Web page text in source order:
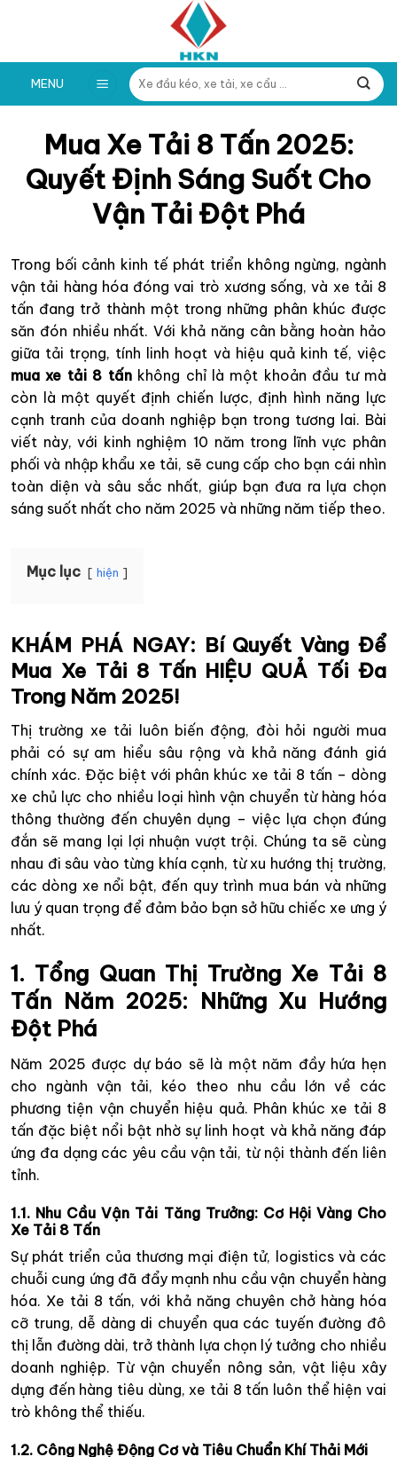
MENU
Tìm
kiếm:
Mua Xe Tải 8 Tấn 2025:
Quyết Định Sáng Suốt Cho
Vận Tải Đột Phá
Trong bối cảnh kinh tế phát triển không ngừng, ngành
vận tải hàng hóa đóng vai trò xương sống, và xe tải 8
tấn đang trở thành một trong những phân khúc được
săn đón nhiều nhất. Với khả năng cân bằng hoàn hảo
giữa tải trọng, tính linh hoạt và hiệu quả kinh tế, việc
mua xe tải 8 tấnkhông chỉ là một khoản đầu tư mà
còn là một quyết định chiến lược, định hình năng lực
cạnh tranh của doanh nghiệp bạn trong tương lai. Bài
viết này, với kinh nghiệm 10 năm trong lĩnh vực phân
phối và nhập khẩu xe tải, sẽ cung cấp cho bạn cái nhìn
toàn diện và sâu sắc nhất, giúp bạn đưa ra lựa chọn
sáng suốt nhất cho năm 2025 và những năm tiếp theo.
Mục lục hiện
KHÁM PHÁ NGAY: Bí Quyết Vàng Để
Mua Xe Tải 8 Tấn HIỆU QUẢ Tối Đa
Trong Năm 2025!
Thị trường xe tải luôn biến động, đòi hỏi người mua
phải có sự am hiểu sâu rộng và khả năng đánh giá
chính xác. Đặc biệt với phân khúc xe tải 8 tấn – dòng
xe chủ lực cho nhiều loại hình vận chuyển từ hàng hóa
thông thường đến chuyên dụng – việc lựa chọn đúng
đắn sẽ mang lại lợi nhuận vượt trội. Chúng ta sẽ cùng
nhau đi sâu vào từng khía cạnh, từ xu hướng thị trường,
các dòng xe nổi bật, đến quy trình mua bán và những
lưu ý quan trọng để đảm bảo bạn sở hữu chiếc xe ưng ý
nhất.
1. Tổng Quan Thị Trường Xe Tải 8
Tấn Năm 2025: Những Xu Hướng
Đột Phá
Năm 2025 được dự báo sẽ là một năm đầy hứa hẹn
cho ngành vận tải, kéo theo nhu cầu lớn về các
phương tiện vận chuyển hiệu quả. Phân khúc xe tải 8
tấn đặc biệt nổi bật nhờ sự linh hoạt và khả năng đáp
ứng đa dạng các yêu cầu vận tải, từ nội thành đến liên
tỉnh.
1.1. Nhu Cầu Vận Tải Tăng Trưởng: Cơ Hội Vàng Cho
Xe Tải 8 Tấn
Sự phát triển của thương mại điện tử, logistics và các
chuỗi cung ứng đã đẩy mạnh nhu cầu vận chuyển hàng
hóa. Xe tải 8 tấn, với khả năng chuyên chở hàng hóa
cỡ trung, dễ dàng di chuyển qua các tuyến đường đô
thị lẫn đường dài, trở thành lựa chọn lý tưởng cho nhiều
doanh nghiệp. Từ vận chuyển nông sản, vật liệu xây
dựng đến hàng tiêu dùng, xe tải 8 tấn luôn thể hiện vai
trò không thể thiếu.
1.2. Công Nghệ Động Cơ và Tiêu Chuẩn Khí Thải Mới